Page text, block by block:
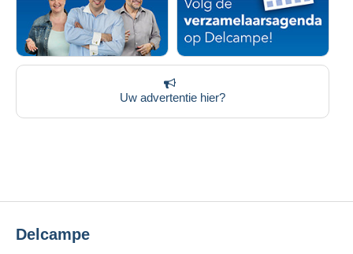
Uw advertentie hier?
Delcampe